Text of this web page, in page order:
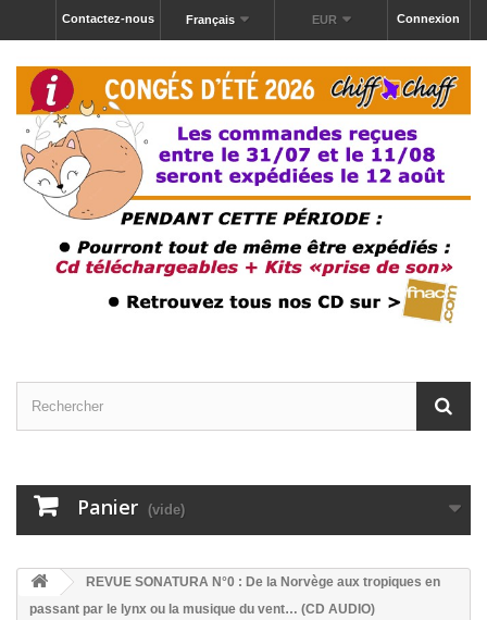
Connexion
EUR
Français
Contactez-nous
Panier (vide)
REVUE SONATURA N°0 : De la Norvège aux tropiques en
passant par le lynx ou la musique du vent… (CD AUDIO)